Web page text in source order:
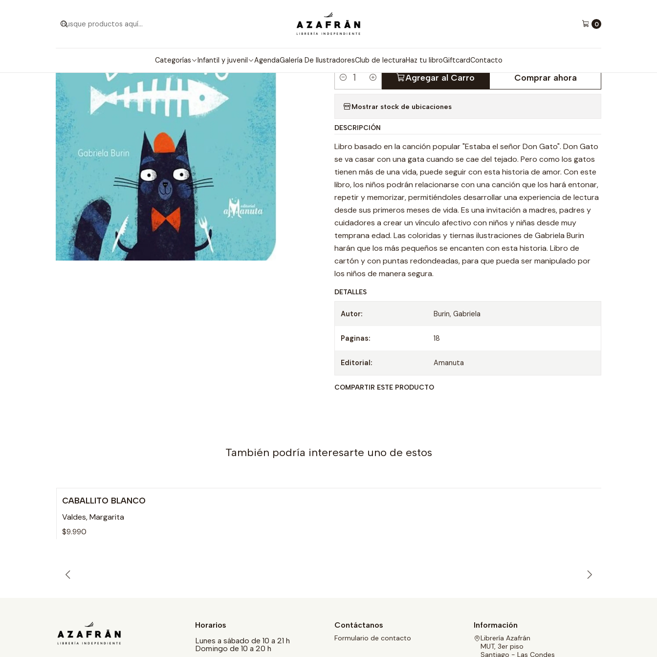
0
Categorías Infantil y juvenil AgendaGalería De IlustradoresClub de lecturaHaz tu libroGiftcardContacto
Infantil y Juvenil
DON GATO
Cantidad
Agregar al Carro Comprar ahora
Mostrar stock de ubicaciones
DESCRIPCIÓN
Libro basado en la canción popular "Estaba el señor Don Gato". Don Gato
se va casar con una gata cuando se cae del tejado. Pero como los gatos
tienen más de una vida, puede seguir con esta historia de amor. Con este
libro, los niños podrán relacionarse con una canción que los hará entonar,
repetir y memorizar, permitiéndoles desarrollar una experiencia de lectura
desde sus primeros meses de vida. Es una invitación a madres, padres y
cuidadores a crear un vínculo afectivo con niños y niñas desde muy
temprana edad. Las coloridas y tiernas ilustraciones de Gabriela Burin
harán que los más pequeños se encanten con esta historia. Libro de
cartón y con puntas redondeadas, para que pueda ser manipulado por
los niños de manera segura.
DETALLES
Autor: Burin, Gabriela
Paginas: 18
Editorial: Amanuta
COMPARTIR ESTE PRODUCTO
También podría interesarte uno de estos
CABALLITO BLANCO
Valdes, Margarita
$9.990
Horarios
Lunes a sábado de 10 a 21 h
Domingo de 10 a 20 h
Contáctanos
Formulario de contacto
Información
Librería Azafrán
MUT, 3er piso
Santiago - Las Condes